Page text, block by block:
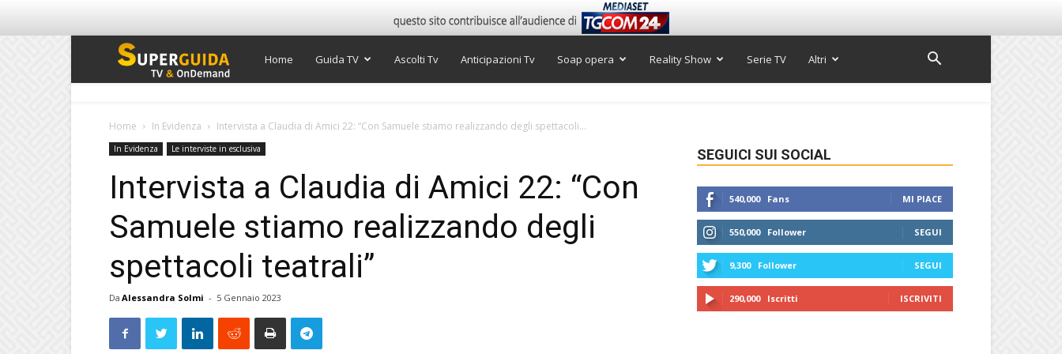
Super
TV
Home Guida TV Ascolti Tv Anticipazioni Tv Soap opera Reality Show Serie TV Altri
Home In Evidenza Intervista a Claudia di Amici 22: “Con Samuele stiamo realizzando degli spettacoli...
In Evidenza Le interviste in esclusiva
Intervista a Claudia di Amici 22: “Con
Samuele stiamo realizzando degli
spettacoli teatrali”
Da Alessandra Solmi - 5 Gennaio 2023
SEGUICI SUI SOCIAL
540,000 Fans MI PIACE
550,000 Follower SEGUI
9,300 Follower SEGUI
290,000 Iscritti ISCRIVITI